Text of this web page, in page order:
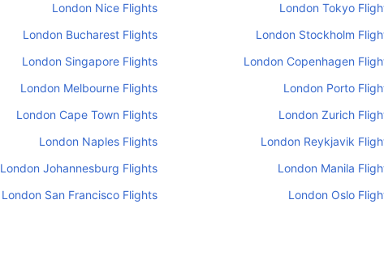
London Tokyo
London Nice Flights
London Stockholm
London Bucharest Flights
London Copenhagen
London Singapore Flights
London Porto
London Melbourne Flights
London Zurich
London Cape Town Flights
London Reykjavik
London Naples Flights
London Manila
London Johannesburg Flights
London Oslo
London San Francisco Flights